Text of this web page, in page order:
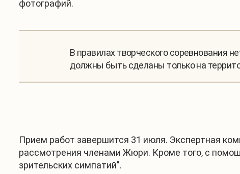
фотографий.
В правилах творческого соревнования
должны быть сделаны только на
Прием работ завершится 31 июля. Экспертная
рассмотрения членами Жюри. Кроме того, с
зрительских симпатий".